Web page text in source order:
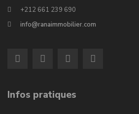
+212 661 239 690
info@ranaimmobilier.com
Infos pratiques